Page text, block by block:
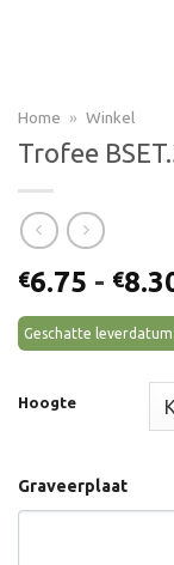
Home » Winkel
Trofee
€6.75 - €
Geschatte
Hoogte
Graveerplaat